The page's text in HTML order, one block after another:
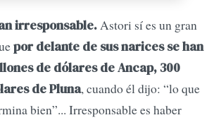
irresponsable. Astori sí es un gran
por delante de sus narices se han
de dólares de Ancap, 300
de Pluna, cuando él dijo: “lo que
bien”... Irresponsable es haber